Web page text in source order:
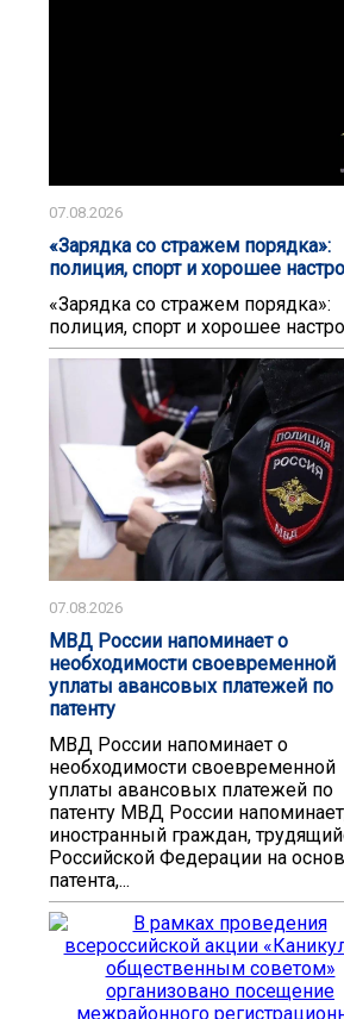
07.08.2026
«Зарядка со стражем порядка»:
полиция, спорт и хорошее
«Зарядка со стражем порядка»:
полиция, спорт и хорошее
07.08.2026
МВД России напоминает о
необходимости своевременной
уплаты авансовых платежей по
патенту
МВД России напоминает о
необходимости своевременной
уплаты авансовых платежей по
патенту ️МВД России
иностранный граждан,
Российской Федерации на
патента,...